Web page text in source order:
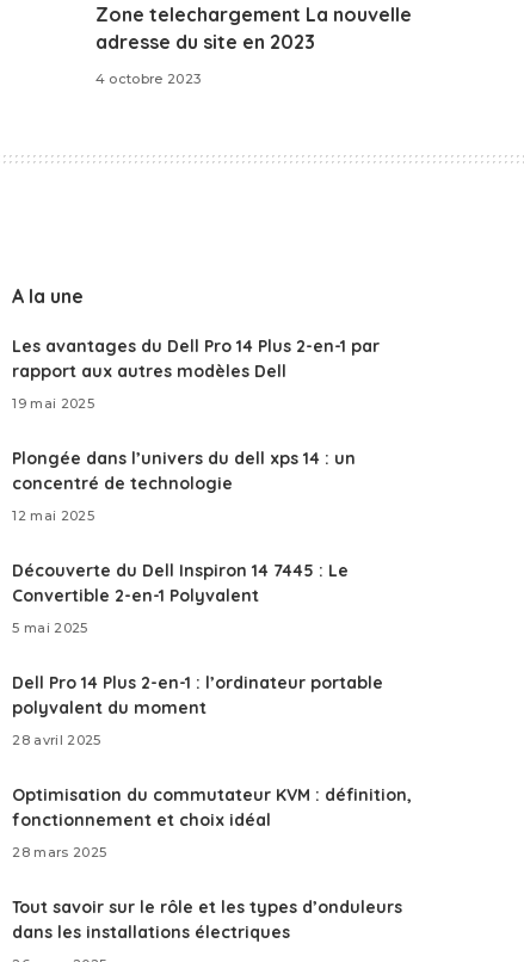
Zone telechargement La nouvelle
adresse du site en 2023
4 octobre 2023
A la une
Les avantages du Dell Pro 14 Plus 2-en-1 par
rapport aux autres modèles Dell
19 mai 2025
Plongée dans l’univers du dell xps 14 : un
concentré de technologie
12 mai 2025
Découverte du Dell Inspiron 14 7445 : Le
Convertible 2-en-1 Polyvalent
5 mai 2025
Dell Pro 14 Plus 2-en-1 : l’ordinateur portable
polyvalent du moment
28 avril 2025
Optimisation du commutateur KVM : définition,
fonctionnement et choix idéal
28 mars 2025
Tout savoir sur le rôle et les types d’onduleurs
dans les installations électriques